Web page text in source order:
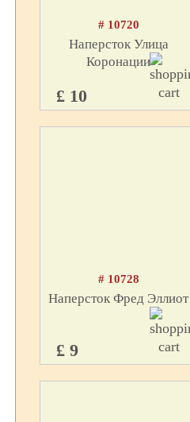
# 10720
Наперсток Улица
Коронации
£ 10
# 10728
Наперсток Фред Эллиот
£ 9